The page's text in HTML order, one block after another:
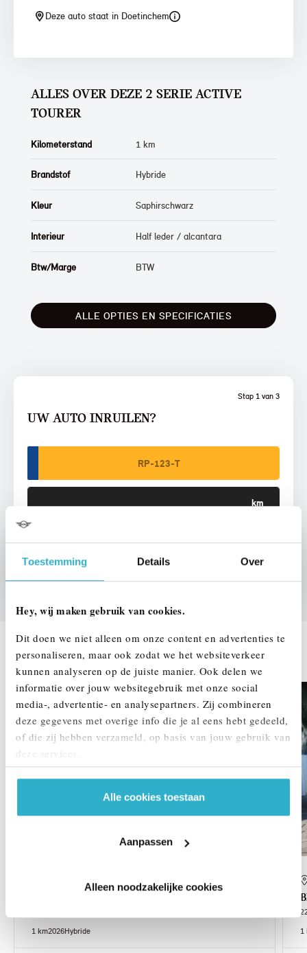
Toestemming Details Over
Hey, wij maken gebruik van cookies.
Dit doen we niet alleen om onze content en advertenties te
personaliseren, maar ook zodat we het websiteverkeer
kunnen analyseren op de juiste manier. Ook delen we
informatie over jouw websitegebruik met onze social
media-, advertentie- en analysepartners. Zij combineren
deze gegevens met overige info die je al eens hebt gedeeld,
of die zij hebben verzameld, op basis van jouw gebruik van
deze services.
Alle cookies toestaan
Aanpassen
Alleen noodzakelijke cookies
Deze auto staat in Doetinchem
Stap 1 van 3
UW AUTO INRUILEN?
VOORSTEL AANVRAGEN
ALLES OVER DEZE 2 SERIE ACTIVE
TOURER
Kilometerstand 1 km
Brandstof Hybride
Kleur Saphirschwarz
Interieur Half leder / alcantara
Btw/Marge BTW
ALLE OPTIES EN SPECIFICATIES
DEZE ZIJN VERGELIJKBAAR
1 km2026Hybride 1